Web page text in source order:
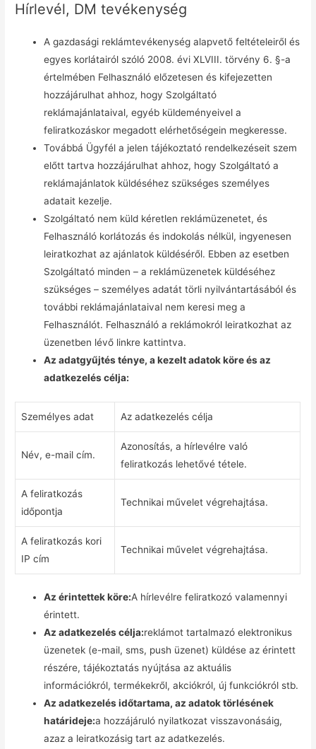
Hírlevél, DM tevékenység
A gazdasági reklámtevékenység alapvető feltételeiről és
egyes korlátairól szóló 2008. évi XLVIII. törvény 6. §-a
értelmében Felhasználó előzetesen és kifejezetten
hozzájárulhat ahhoz, hogy Szolgáltató
reklámajánlataival, egyéb küldeményeivel a
feliratkozáskor megadott elérhetőségein megkeresse.
Továbbá Ügyfél a jelen tájékoztató rendelkezéseit szem
előtt tartva hozzájárulhat ahhoz, hogy Szolgáltató a
reklámajánlatok küldéséhez szükséges személyes
adatait kezelje.
Szolgáltató nem küld kéretlen reklámüzenetet, és
Felhasználó korlátozás és indokolás nélkül, ingyenesen
leiratkozhat az ajánlatok küldéséről. Ebben az esetben
Szolgáltató minden – a reklámüzenetek küldéséhez
szükséges – személyes adatát törli nyilvántartásából és
további reklámajánlataival nem keresi meg a
Felhasználót. Felhasználó a reklámokról leiratkozhat az
üzenetben lévő linkre kattintva.
Az adatgyűjtés ténye, a kezelt adatok köre és az
adatkezelés célja:
Személyes adat Az adatkezelés célja
Név, e-mail cím.
Azonosítás, a hírlevélre való
feliratkozás lehetővé tétele.
A feliratkozás
időpontja
Technikai művelet végrehajtása.
A feliratkozás kori
IP cím
Technikai művelet végrehajtása.
Az érintettek köre:A hírlevélre feliratkozó valamennyi
érintett.
Az adatkezelés célja:reklámot tartalmazó elektronikus
üzenetek (e-mail, sms, push üzenet) küldése az érintett
részére, tájékoztatás nyújtása az aktuális
információkról, termékekről, akciókról, új funkciókról stb.
Az adatkezelés időtartama, az adatok törlésének
határideje:a hozzájáruló nyilatkozat visszavonásáig,
azaz a leiratkozásig tart az adatkezelés.